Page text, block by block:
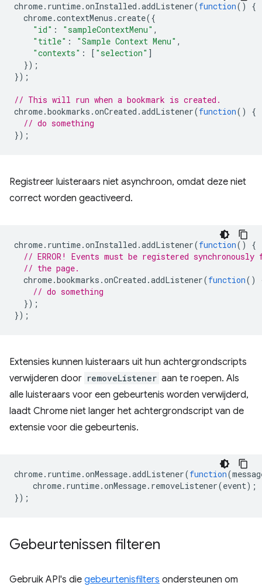
chrome. runtime.onInstalled .addListener(function()
{
chrome.contextMenus .create({
"id" : "sampleContextMenu" ,
"title" : "Sample Context Menu" ,
"contexts" : [ "selection" ]
});
});
// This will run when a bookmark is created.
chrome.bookmarks .onCreated .addListener(function()
{
// do something
});
Registreer luisteraars niet asynchroon, omdat deze niet
correct worden geactiveerd.
chrome. runtime.onInstalled .addListener(function()
{
// ERROR! Events must be registered
// the page.
chrome.bookmarks .onCreated .addListener(function()
// do something
});
});
Extensies kunnen luisteraars uit hun achtergrondscripts
verwijderen door removeListener aan te roepen. Als
alle luisteraars voor een gebeurtenis worden verwijderd,
laadt Chrome niet langer het achtergrondscript van de
extensie voor die gebeurtenis.
chrome. runtime.onMessage.addListener(function(
chrome. runtime.onMessage. removeListener(event);
});
Gebeurtenissen filteren
Gebruik API's die gebeurtenisfilters ondersteunen om